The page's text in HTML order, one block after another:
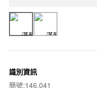
識別資訊
簡號:146.041